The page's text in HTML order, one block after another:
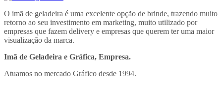
O imã de geladeira é uma excelente opção de brinde, trazendo muito
retorno ao seu investimento em marketing, muito utilizado por
empresas que fazem delivery e empresas que querem ter uma maior
visualização da marca.
Imã de Geladeira e Gráfica, Empresa.
Atuamos no mercado Gráfico desde 1994.